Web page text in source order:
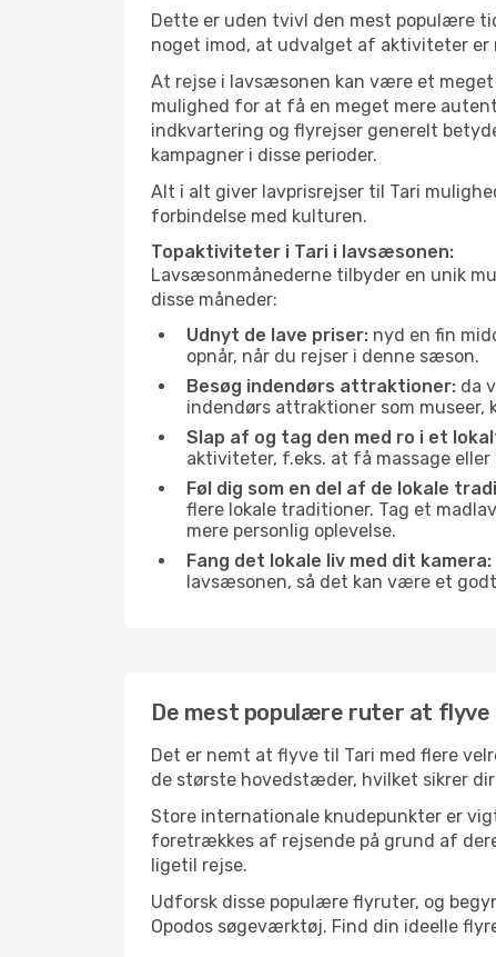
Dette er uden tvivl den mest populære
noget imod, at udvalget af aktiviteter
At rejse i lavsæsonen kan være et
mulighed for at få en meget mere
indkvartering og flyrejser generelt
kampagner i disse perioder.
Alt i alt giver lavprisrejser til Tari
forbindelse med kulturen.
Topaktiviteter i Tari i lavsæsonen:
Lavsæsonmånederne tilbyder en unik
disse måneder:
Udnyt de lave priser: nyd en fin
opnår, når du rejser i denne sæson.
Besøg indendørs attraktioner: da
indendørs attraktioner som museer,
Slap af og tag den med ro i et
aktiviteter, f.eks. at få massage
Føl dig som en del af de lokale
flere lokale traditioner. Tag et
mere personlig oplevelse.
Fang det lokale liv med dit kamera:
lavsæsonen, så det kan være et
De mest populære ruter at flyve
Det er nemt at flyve til Tari med flere
de største hovedstæder, hvilket sikrer
Store internationale knudepunkter er
foretrækkes af rejsende på grund af
ligetil rejse.
Udforsk disse populære flyruter, og
Opodos søgeværktøj. Find din ideelle